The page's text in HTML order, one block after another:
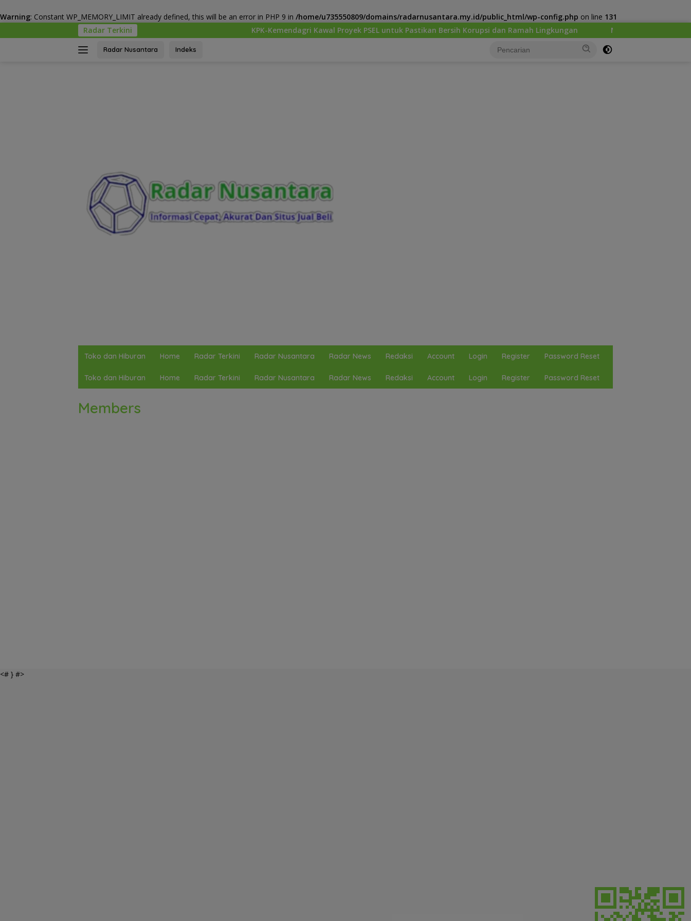
Warning: Constant WP_MEMORY_LIMIT already defined, this will be an error in PHP 9 in /home/u735550809/domains/radarnusantara.my.id/public_html/wp-config.php on line 131
ke
Radar Terkini KPK-Kemendagri Kawal Proyek PSEL untuk Pastikan Bersih Korupsi dan Ramah Lingkungan Menhut : Presiden Prabowo Minta
Radar Nusantara Indeks
Toko dan Hiburan Home Radar Terkini Radar Nusantara Radar News Redaksi Account Login Register Password Reset
Toko dan Hiburan Home Radar Terkini Radar Nusantara Radar News Redaksi Account Login Register Password Reset
Members
<# } #>